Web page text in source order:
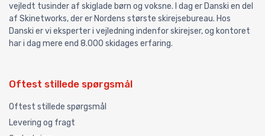
vejledt tusinder af skiglade børn og voksne. I dag er Danski en del
af Skinetworks, der er Nordens største skirejsebureau. Hos
Danski er vi eksperter i vejledning indenfor skirejser, og kontoret
har i dag mere end 8.000 skidages erfaring.
Oftest stillede spørgsmål
Oftest stillede spørgsmål
Levering og fragt